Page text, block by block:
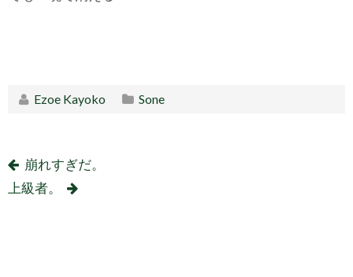
Ezoe Kayoko Sone
崩れすぎだ。
上級者。